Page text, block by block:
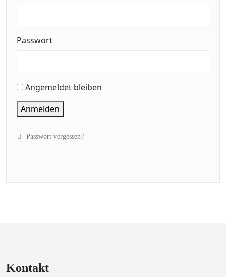
Passwort
Angemeldet bleiben
Anmelden
Passwort vergessen?
Kontakt